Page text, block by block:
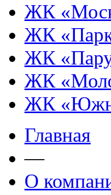
ЖК
ЖК
ЖК
ЖК
ЖК
Главная
—
О